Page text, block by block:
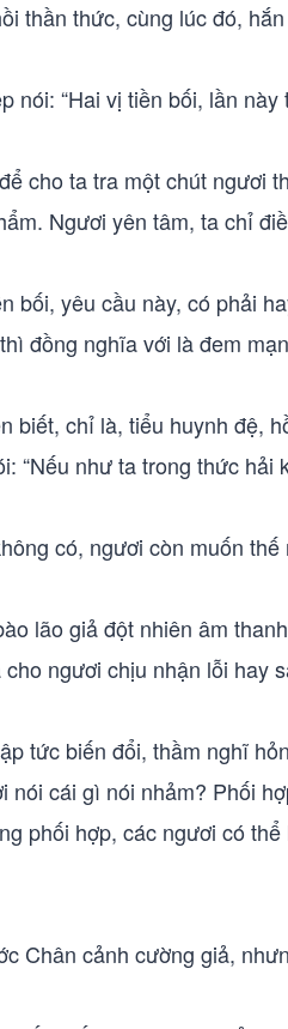
thần thức, cùng lúc đó,
nói: “Hai vị tiền bối, lần này
cho ta tra một chút ngươi
Ngươi yên tâm, ta chỉ
bối, yêu cầu này, có phải
đồng nghĩa với là đem
biết, chỉ là, tiểu huynh đệ,
“Nếu như ta trong thức hải
có, ngươi còn muốn thế
lão giả đột nhiên âm
ngươi chịu nhận lỗi hay
tức biến đổi, thầm nghĩ
cái gì nói nhảm? Phối
phối hợp, các ngươi có thể
Chân cảnh cường giả,